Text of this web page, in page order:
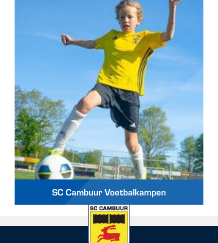
SC Cambuur Voetbalkampen